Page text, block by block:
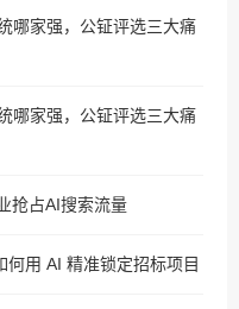
哪家强，公钲评选三大痛
哪家强，公钲评选三大痛
抢占AI搜索流量
用 AI 精准锁定招标项目